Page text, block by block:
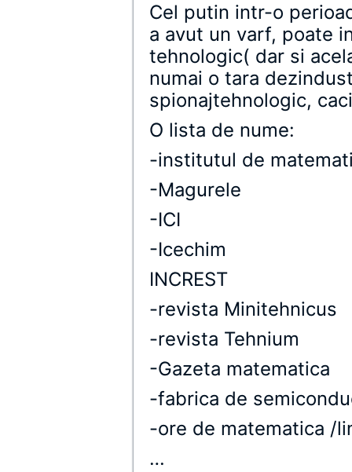
Cel putin intr-o
a avut un varf, poate
tehnologic( dar si
numai o tara
spionajtehnologic,
O lista de nume:
-institutul de
-Magurele
-ICI
-Icechim
INCREST
-revista Minitehnicus
-revista Tehnium
-Gazeta matematica
-fabrica de
-ore de matematica /
…